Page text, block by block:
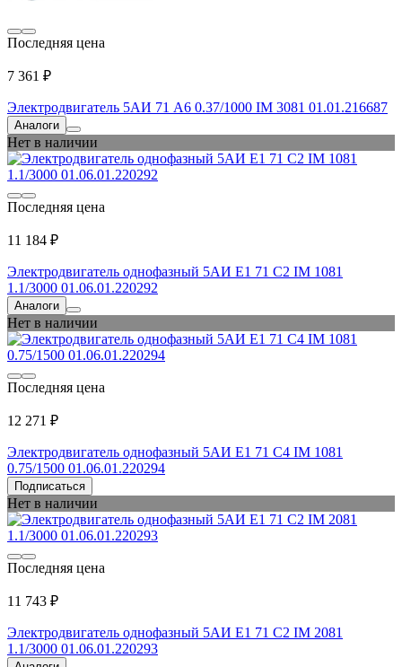
Последняя цена
7 361 ₽
Электродвигатель 5АИ 71 А6 0.37/1000 IM 3081 01.01.216687
Аналоги
Нет в наличии
Последняя цена
11 184 ₽
Электродвигатель однофазный 5АИ Е1 71 С2 IM 1081
1.1/3000 01.06.01.220292
Аналоги
Нет в наличии
Последняя цена
12 271 ₽
Электродвигатель однофазный 5АИ Е1 71 С4 IM 1081
0.75/1500 01.06.01.220294
Подписаться
Нет в наличии
Последняя цена
11 743 ₽
Электродвигатель однофазный 5АИ Е1 71 С2 IM 2081
1.1/3000 01.06.01.220293